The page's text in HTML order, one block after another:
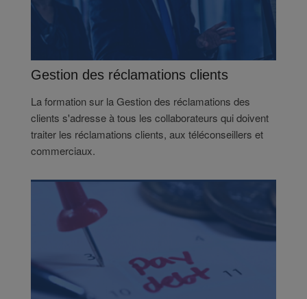
Gestion des réclamations clients
La formation sur la Gestion des réclamations des
clients s'adresse à tous les collaborateurs qui doivent
traiter les réclamations clients, aux téléconseillers et
commerciaux.